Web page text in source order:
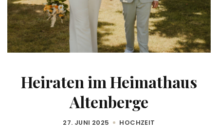
Heiraten im Heimathaus
Altenberge
27. JUNI 2025 HOCHZEIT